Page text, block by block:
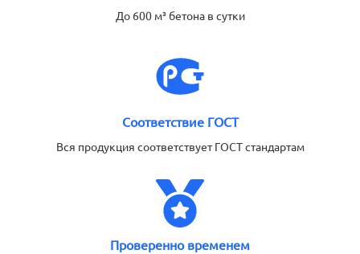
До 600 м³ бетона в сутки
Соответствие ГОСТ
Вся продукция соответствует ГОСТ стандартам
Проверенно временем